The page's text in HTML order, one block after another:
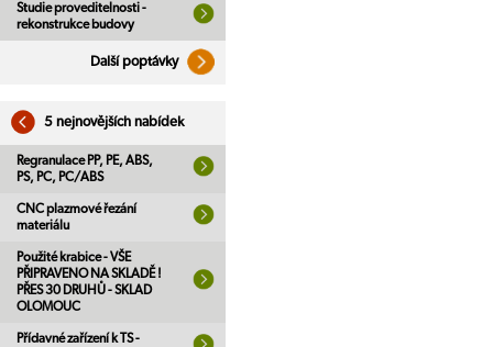
Studie proveditelnosti -
rekonstrukce budovy
Další poptávky
5 nejnovějších nabídek
Regranulace PP, PE, ABS,
PS, PC, PC/ABS
CNC plazmové řezání
materiálu
Použité krabice - VŠE
PŘIPRAVENO NA SKLADĚ !
PŘES 30 DRUHŮ - SKLAD
OLOMOUC
Přídavné zařízení k TS -